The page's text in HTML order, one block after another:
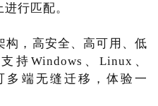
行匹配。
构，高安全、高可用、低
持Windows、Linux、
多端无缝迁移，体验一